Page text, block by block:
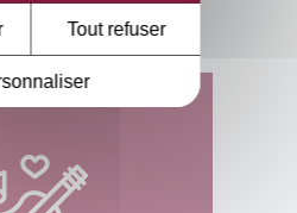
Tout refuser